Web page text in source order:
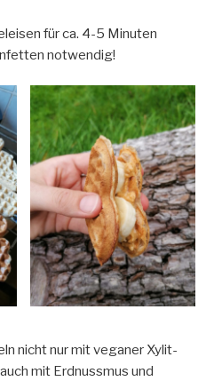
für ca. 4-5 Minuten
notwendig!
nicht nur mit veganer Xylit-
mit Erdnussmus und